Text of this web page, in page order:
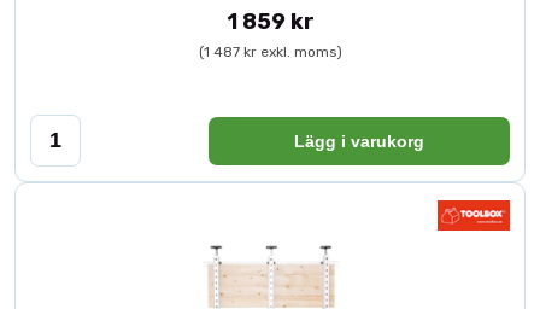
1 859 kr
(1 487 kr exkl. moms)
Lägg i varukorg